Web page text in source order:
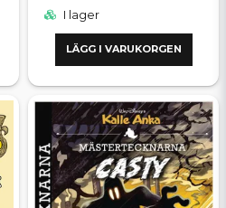
I lager
LÄGG I VARUKORGEN